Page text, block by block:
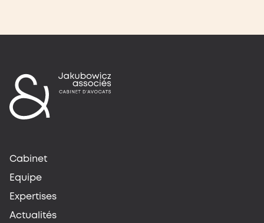
Cabinet
Equipe
Expertises
Actualités